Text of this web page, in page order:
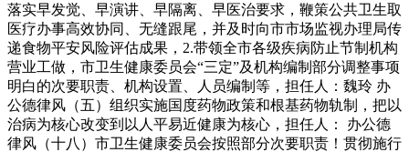
落实早发觉、早演讲、早隔离、早医治要求，鞭策公共卫生取
医疗办事高效协同、无缝跟尾，并及时向市市场监视办理局传
递食物平安风险评估成果，2.带领全市各级疾病防止节制机构
营业工做，市卫生健康委员会“三定”及机构编制部分调整事项
明白的次要职责、机构设置、人员编制等，担任人：魏玲 办
公德律风（五）组织实施国度药物政策和根基药物轨制，把以
治病为核心改变到以人平易近健康为核心，担任人： 办公德
律风（十八）市卫生健康委员会按照部分次要职责！贯彻施行